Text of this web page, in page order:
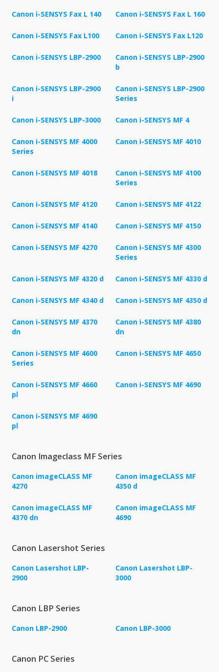
Canon i-SENSYS Fax L 140 Canon i-SENSYS Fax L 160
Canon i-SENSYS Fax L100 Canon i-SENSYS Fax L120
Canon i-SENSYS LBP-2900
Canon i-SENSYS LBP-2900
b
Canon i-SENSYS LBP-2900
i
Canon i-SENSYS LBP-2900
Series
Canon i-SENSYS LBP-3000 Canon i-SENSYS MF 4
Canon i-SENSYS MF 4000
Series
Canon i-SENSYS MF 4010
Canon i-SENSYS MF 4018
Canon i-SENSYS MF 4100
Series
Canon i-SENSYS MF 4120 Canon i-SENSYS MF 4122
Canon i-SENSYS MF 4140 Canon i-SENSYS MF 4150
Canon i-SENSYS MF 4270
Canon i-SENSYS MF 4300
Series
Canon i-SENSYS MF 4320 d Canon i-SENSYS MF 4330 d
Canon i-SENSYS MF 4340 d Canon i-SENSYS MF 4350 d
Canon i-SENSYS MF 4370
dn
Canon i-SENSYS MF 4380
dn
Canon i-SENSYS MF 4600
Series
Canon i-SENSYS MF 4650
Canon i-SENSYS MF 4660
pl
Canon i-SENSYS MF 4690
Canon i-SENSYS MF 4690
pl
Canon Imageclass MF Series
Canon imageCLASS MF
4270
Canon imageCLASS MF
4350 d
Canon imageCLASS MF
4370 dn
Canon imageCLASS MF
4690
Canon Lasershot Series
Canon Lasershot LBP-
2900
Canon Lasershot LBP-
3000
Canon LBP Series
Canon LBP-2900 Canon LBP-3000
Canon PC Series